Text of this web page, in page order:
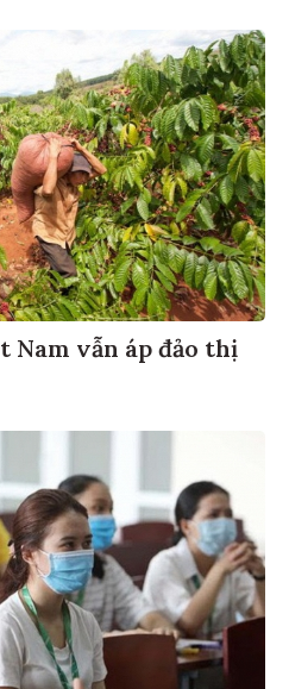
Nam vẫn áp đảo thị